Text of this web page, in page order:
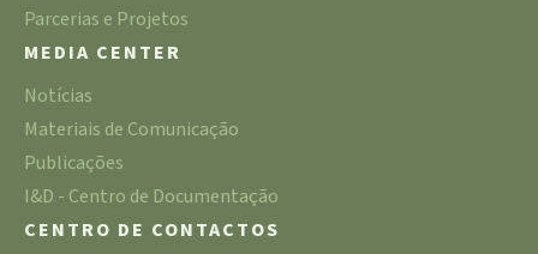
Parcerias e Projetos
MEDIA CENTER
Notícias
Materiais de Comunicação
Publicações
I&D - Centro de Documentação
CENTRO DE CONTACTOS